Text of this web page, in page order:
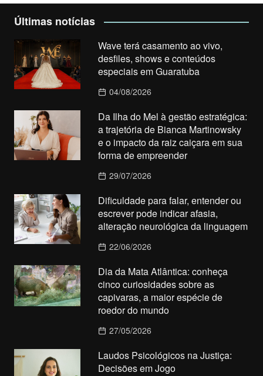
Últimas notícias
Wave terá casamento ao vivo,
desfiles, shows e conteúdos
especiais em Guaratuba
04/08/2026
Da Ilha do Mel à gestão estratégica:
a trajetória de Bianca Martinowsky
e o impacto da raiz caiçara em sua
forma de empreender
29/07/2026
Dificuldade para falar, entender ou
escrever pode indicar afasia,
alteração neurológica da linguagem
22/06/2026
Dia da Mata Atlântica: conheça
cinco curiosidades sobre as
capivaras, a maior espécie de
roedor do mundo
27/05/2026
Laudos Psicológicos na Justiça:
Decisões em Jogo